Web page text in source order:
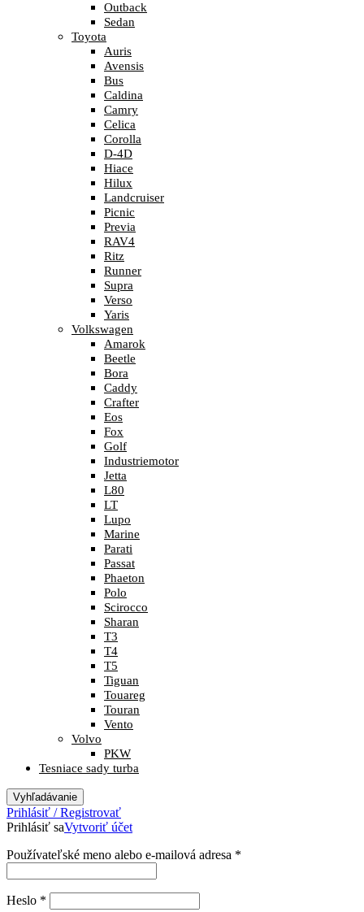
Outback
Sedan
Toyota
Auris
Avensis
Bus
Caldina
Camry
Celica
Corolla
D-4D
Hiace
Hilux
Landcruiser
Picnic
Previa
RAV4
Ritz
Runner
Supra
Verso
Yaris
Volkswagen
Amarok
Beetle
Bora
Caddy
Crafter
Eos
Fox
Golf
Industriemotor
Jetta
L80
LT
Lupo
Marine
Parati
Passat
Phaeton
Polo
Scirocco
Sharan
T3
T4
T5
Tiguan
Touareg
Touran
Vento
Volvo
PKW
Tesniace sady turba
Vyhľadávanie
Prihlásiť / Registrovať
Prihlásiť saVytvoriť účet
Používateľské meno alebo e-mailová adresa *
Heslo *